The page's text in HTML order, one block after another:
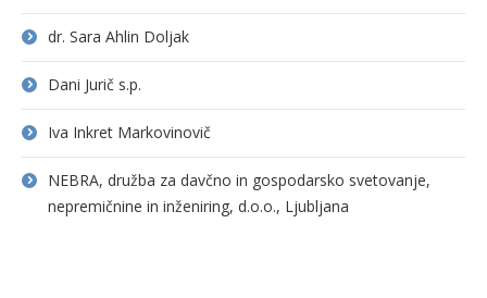
dr. Sara Ahlin Doljak
Dani Jurič s.p.
Iva Inkret Markovinovič
NEBRA, družba za davčno in gospodarsko svetovanje,
nepremičnine in inženiring, d.o.o., Ljubljana